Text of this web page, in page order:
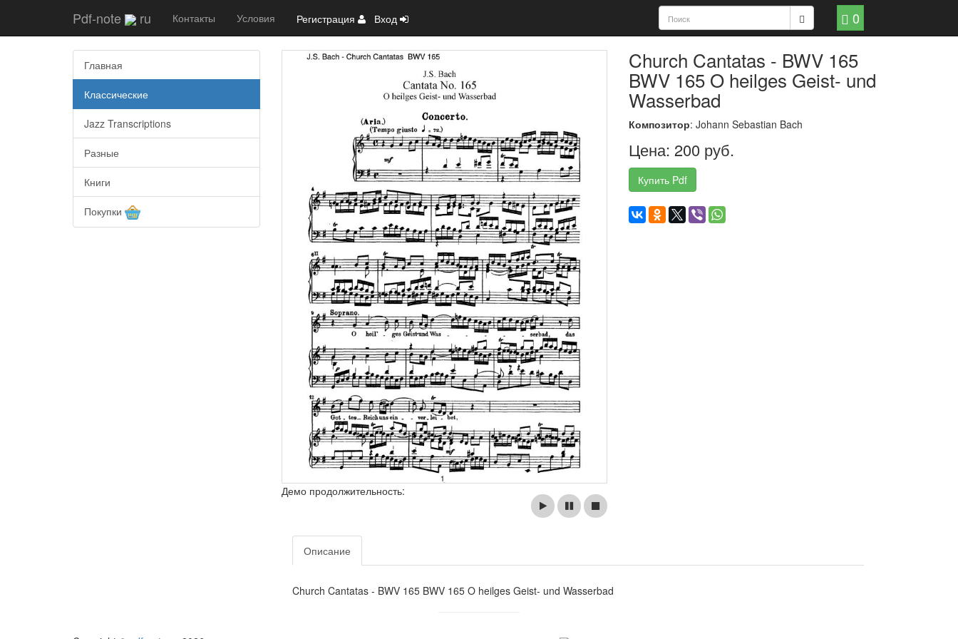
Pdf-note ru Контакты Условия 0
Регистрация Вход
Главная
Классические
Jazz Transcriptions
Разные
Книги
Покупки
Демо продолжительность:
Church Cantatas - BWV 165
BWV 165 O heilges Geist- und
Wasserbad
Композитор: Johann Sebastian Bach
Цена: 200 руб.
Купить Pdf
Описание
Church Cantatas - BWV 165 BWV 165 O heilges Geist- und Wasserbad